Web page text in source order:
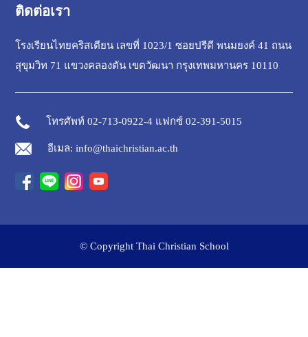
ติดต่อเรา
โรงเรียนไทยคริสเตียน เลขที่ 1023/1 ซอยปรีดี พนมยงค์ 41 ถนน
สุขุมวิท 71 แขวงคลองตัน เขตวัฒนา กรุงเทพมหานคร 10110
โทรศัพท์ 02-713-0922-4 แฟกซ์ 02-391-5015
อีเมล: info@thaichristian.ac.th
© Copyright Thai Christian School